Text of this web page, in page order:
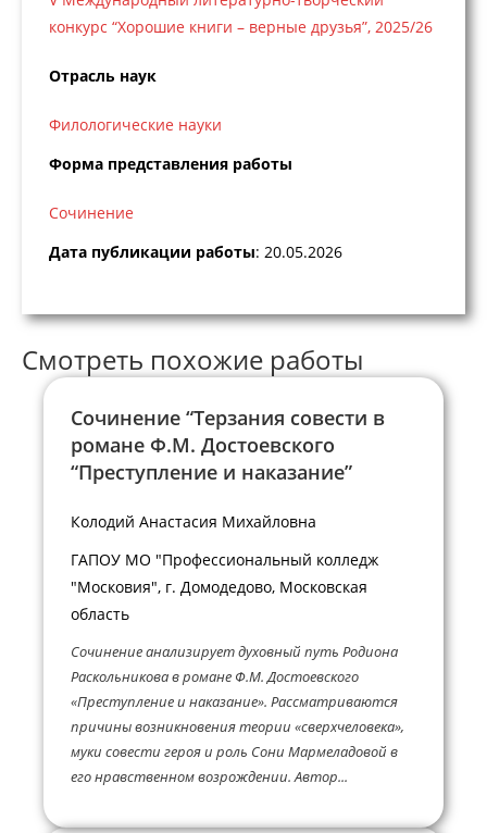
конкурс “Хорошие книги – верные друзья”, 2025/26
Отрасль наук
Филологические науки
Форма представления работы
Сочинение
Дата публикации работы: 20.05.2026
Смотреть похожие работы
Сочинение “Терзания совести в
романе Ф.М. Достоевского
“Преступление и наказание”
Колодий Анастасия Михайловна
ГАПОУ МО "Профессиональный колледж
"Московия", г. Домодедово, Московская
область
Сочинение анализирует духовный путь Родиона
Раскольникова в романе Ф.М. Достоевского
«Преступление и наказание». Рассматриваются
причины возникновения теории «сверхчеловека»,
муки совести героя и роль Сони Мармеладовой в
его нравственном возрождении. Автор...